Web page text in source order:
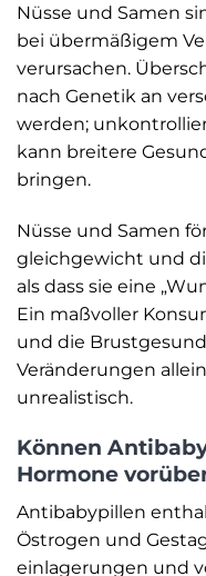
Nüsse und Samen
bei übermäßigem
verursachen.
nach Genetik an
werden;
kann breitere
bringen.
Nüsse und Samen
gleichgewicht und
als dass sie eine
Ein maßvoller
und die
Veränderungen
unrealistisch.
Können
Hormone
Antibabypillen
Östrogen und
einlagerungen und